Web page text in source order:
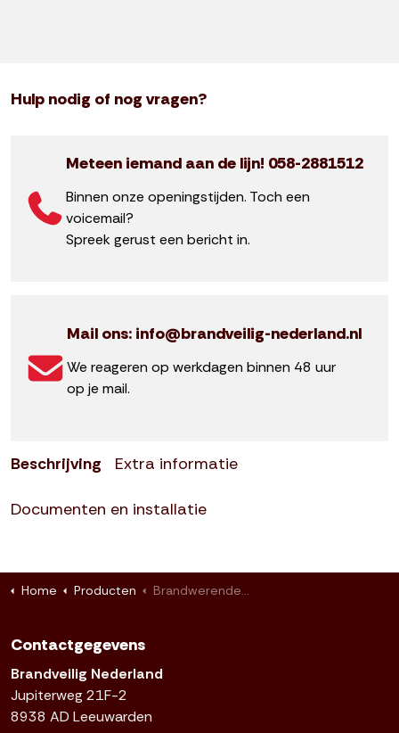
Hulp nodig of nog vragen?
Meteen iemand aan de lijn! 058-2881512
Binnen onze openingstijden. Toch een
voicemail?
Spreek gerust een bericht in.
Mail ons: info@brandveilig-nederland.nl
We reageren op werkdagen binnen 48 uur
op je mail.
Beschrijving Extra informatie
Documenten en installatie
Home Producten Brandwerende deurstrip met borstel Pyrostrip 500PSS - 10 mm
Contactgegevens
Brandveilig Nederland
Jupiterweg 21F-2
8938 AD Leeuwarden